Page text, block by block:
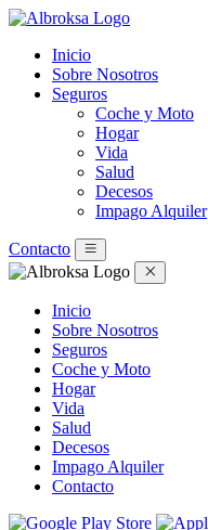
Inicio
Sobre Nosotros
Seguros
Coche y Moto
Hogar
Vida
Salud
Decesos
Impago Alquiler
Contacto
Inicio
Sobre Nosotros
Seguros
Coche y Moto
Hogar
Vida
Salud
Decesos
Impago Alquiler
Contacto